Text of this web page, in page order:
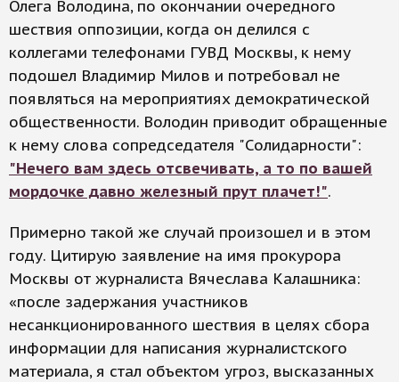
Олега Володина, по окончании очередного
шествия оппозиции, когда он делился с
коллегами телефонами ГУВД Москвы, к нему
подошел Владимир Милов и потребовал не
появляться на мероприятиях демократической
общественности. Володин приводит обращенные
к нему слова сопредседателя "Солидарности":
"Нечего вам здесь отсвечивать, а то по вашей
мордочке давно железный прут плачет!".
Примерно такой же случай произошел и в этом
году. Цитирую заявление на имя прокурора
Москвы от журналиста Вячеслава Калашника:
«после задержания участников
несанкционированного шествия в целях сбора
информации для написания журналистского
материала, я стал объектом угроз, высказанных